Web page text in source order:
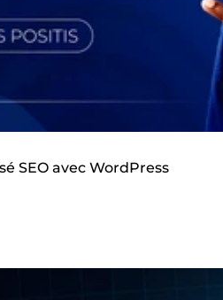
SEO avec WordPress